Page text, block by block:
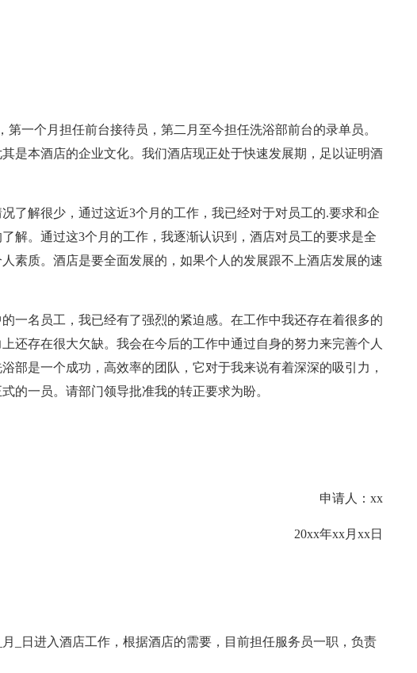
一个月担任前台接待员，第二月至今担任洗浴部前台的录单员。
是本酒店的企业文化。我们酒店现正处于快速发展期，足以证明酒
解很少，通过这近3个月的工作，我已经对于对员工的.要求和企
解。通过这3个月的工作，我逐渐认识到，酒店对员工的要求是全
素质。酒店是要全面发展的，如果个人的发展跟不上酒店发展的速
名员工，我已经有了强烈的紧迫感。在工作中我还存在着很多的
还存在很大欠缺。我会在今后的工作中通过自身的努力来完善个人
部是一个成功，高效率的团队，它对于我来说有着深深的吸引力，
的一员。请部门领导批准我的转正要求为盼。
申请人：xx
20xx年xx月xx日
日进入酒店工作，根据酒店的需要，目前担任服务员一职，负责